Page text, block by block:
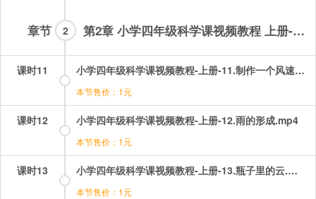
章节 第2章 小学四年级科学课视频教程 上册-会员章节
2
课时11 小学四年级科学课视频教程-上册-11.制作一个风速仪.mp4
本节售价：1元
课时12 小学四年级科学课视频教程-上册-12.雨的形成.mp4
本节售价：1元
课时13 小学四年级科学课视频教程-上册-13.瓶子里的云.mp4
本节售价：1元